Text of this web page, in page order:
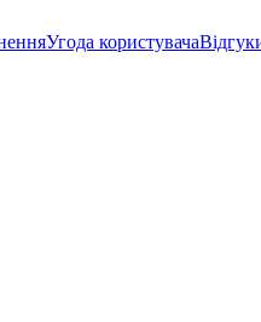
Угода користувача